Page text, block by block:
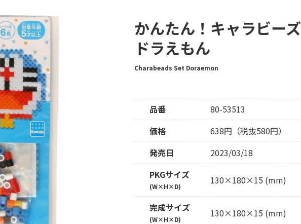
かんたん！キャラビー
ドラえもん
Charabeads Set Doraemon
品番
80-53513
価格
638円（税抜580円）
発売日
2023/03/18
PKGサイズ
(W×H×D)
130×180×15 (mm)
完成サイズ
(W×H×D)
130×180×15 (mm)